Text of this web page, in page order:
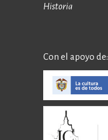
Historia
Con el apoyo de: